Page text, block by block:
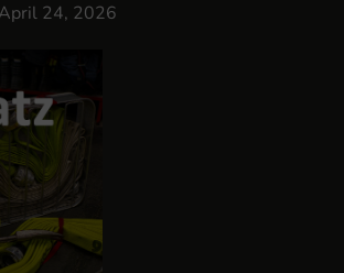
April 24, 2026